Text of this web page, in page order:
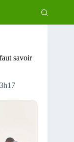
savoir